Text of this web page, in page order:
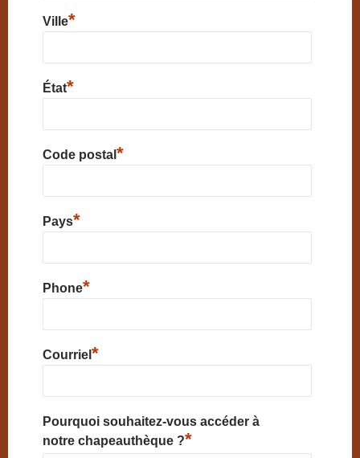
Ville*
État*
Code postal *
Pays*
Phone*
Courriel *
Pourquoi souhaitez-vous accéder à
notre chapeauthèque ?*